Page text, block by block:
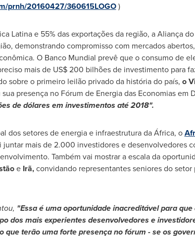
prnh/20160427/360615LOGO)
Latina e 55% das exportações da região, a Aliança
demonstrando compromisso com mercados
O Banco Mundial prevê que o consumo de
mais de US$ 200 bilhões de investimento para
sobre o primeiro leilão privado da história do país, o
presença no Fórum de Energia das Economias em
de dólares em investimentos até 2018".
dos setores de energia e infraestrutura da África, o
mais de 2.000 investidores e desenvolvedores
Também vai mostrar a escala da
e Irã,convidando representantes seniores do
"Essa é uma oportunidade inacreditável para
dos mais experientes desenvolvedores e
que terão uma forte presença no fórum - se os